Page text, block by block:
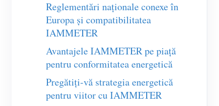
FAQ
Noutăți
Activități IAMMETER
Forum
App Store
Explorare site
Clasament FV
Despre noi
Reglementări naționale conexe în
Europa și compatibilitatea
IAMMETER
Avantajele IAMMETER pe piață
pentru conformitatea energetică
Pregătiți-vă strategia energetică
pentru viitor cu IAMMETER